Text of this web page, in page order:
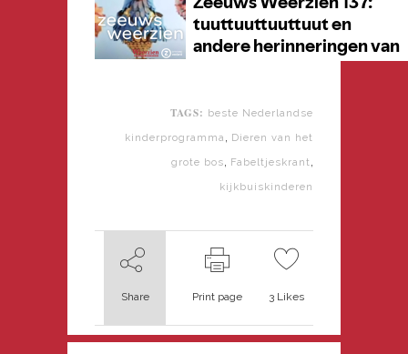
TAGS: beste Nederlandse
kinderprogramma , Dieren van het
grote bos, Fabeltjeskrant,
kijkbuiskinderen
Share Print page 3 Likes